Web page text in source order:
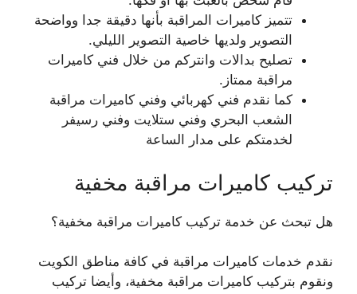
تتميز كاميرات المراقبة بأنها دقيقة جدا وواضحة
التصوير ولديها خاصية التصوير الليلي.
تصليح بدالات وانتركم من خلال فني كاميرات
مراقبة ممتاز.
كما نقدم فني كهربائي وفني كاميرات مراقبة
الشعب البحري وفني ستلايت وفني رسيفر
لخدمتكم على مدار الساعة
تركيب كاميرات مراقبة مخفية
هل تبحث عن خدمة تركيب كاميرات مراقبة مخفية؟
نقدم خدمات كاميرات مراقبة في كافة مناطق الكويت
ونقوم بتركيب كاميرات مراقبة مخفية، وأيضا تركيب